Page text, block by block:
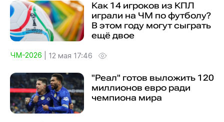
Как 14 игроков из КПЛ
играли на ЧМ по футболу?
В этом году могут сыграть
ещё двое
ЧМ-2026 12 мая 17:46
"Реал" готов выложить 120
миллионов евро ради
чемпиона мира